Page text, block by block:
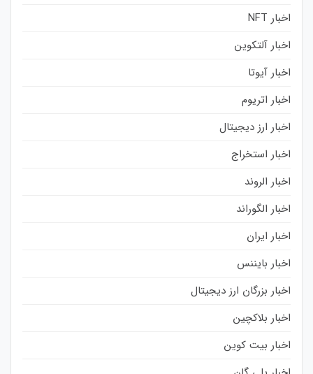
اخبار NFT
اخبار آلتکوین
اخبار آیوتا
اخبار اتریوم
اخبار ارز دیجیتال
اخبار استخراج
اخبار الروند
اخبار الگوراند
اخبار ایران
اخبار بایننس
اخبار بزرگان ارز دیجیتال
اخبار بلاکچین
اخبار بیت کوین